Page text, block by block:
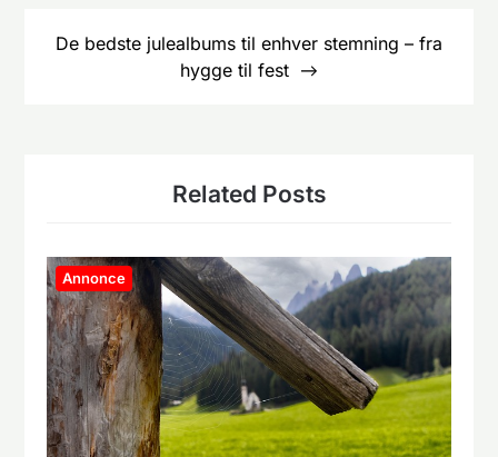
De bedste julealbums til enhver stemning – fra
hygge til fest
Related Posts
Annonce